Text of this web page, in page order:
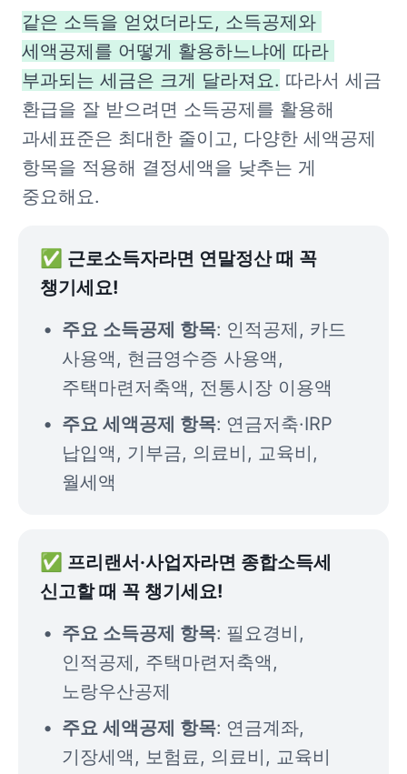
같은 소득을 얻었더라도, 소득공제와
세액공제를 어떻게 활용하느냐에 따라
부과되는 세금은 크게 달라져요. 따라서 세금
환급을 잘 받으려면 소득공제를 활용해
과세표준은 최대한 줄이고, 다양한 세액공제
항목을 적용해 결정세액을 낮추는 게
중요해요.
✅ 근로소득자라면 연말정산 때 꼭
챙기세요!
주요 소득공제 항목: 인적공제, 카드
사용액, 현금영수증 사용액,
주택마련저축액, 전통시장 이용액
주요 세액공제 항목: 연금저축·IRP
납입액, 기부금, 의료비, 교육비,
월세액
✅ 프리랜서·사업자라면 종합소득세
신고할 때 꼭 챙기세요!
주요 소득공제 항목: 필요경비,
인적공제, 주택마련저축액,
노랑우산공제
주요 세액공제 항목: 연금계좌,
기장세액, 보험료, 의료비, 교육비